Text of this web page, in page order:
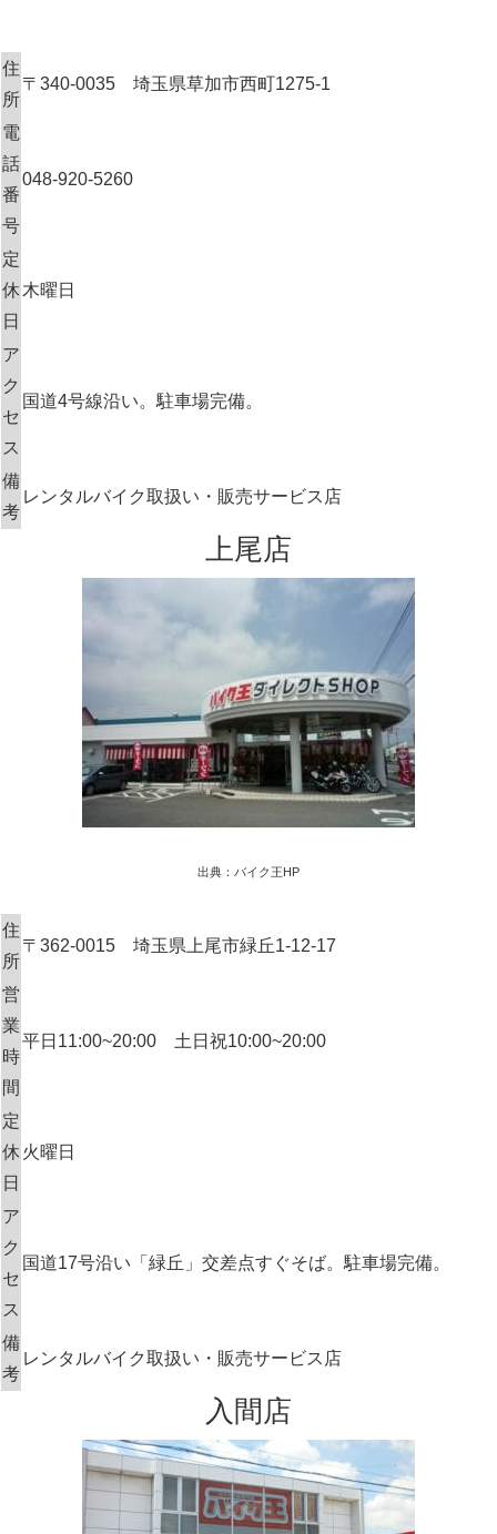
住
所
〒340-0035 埼玉県草加市西町1275-1
電
話
番
号
048-920-5260
定
休
日
木曜日
ア
ク
セ
ス
国道4号線沿い。駐車場完備。
備
考
レンタルバイク取扱い・販売サービス店
上尾店
出典：バイク王HP
住
所
〒362-0015 埼玉県上尾市緑丘1-12-17
営
業
時
間
平日11:00~20:00 土日祝10:00~20:00
定
休
日
火曜日
ア
ク
セ
ス
国道17号沿い「緑丘」交差点すぐそば。駐車場完備。
備
考
レンタルバイク取扱い・販売サービス店
入間店